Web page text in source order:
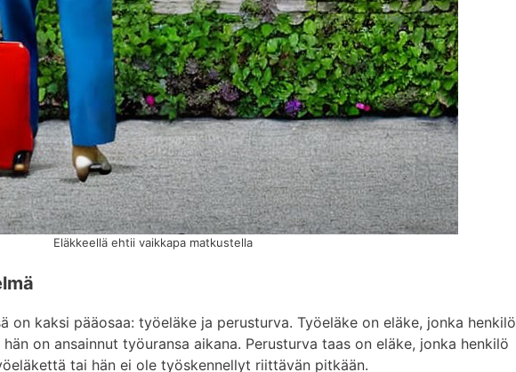
Eläkkeellä ehtii vaikkapa matkustella
on kaksi pääosaa: työeläke ja perusturva. Työeläke on eläke, jonka henkilö
on ansainnut työuransa aikana. Perusturva taas on eläke, jonka henkilö
tai hän ei ole työskennellyt riittävän pitkään.